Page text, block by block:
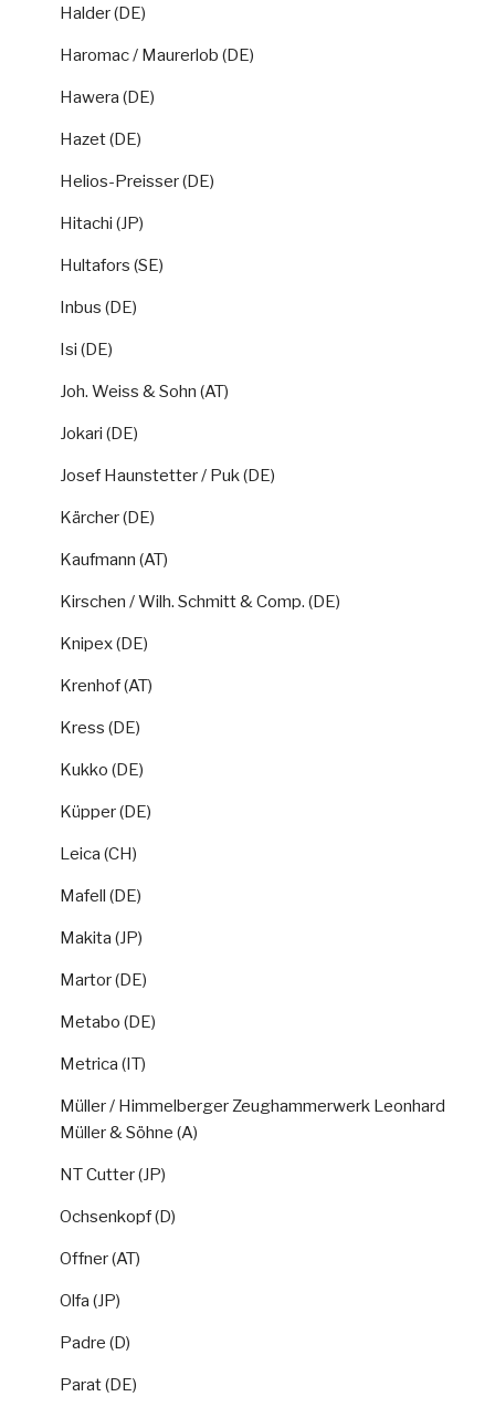
Halder (DE)
Haromac / Maurerlob (DE)
Hawera (DE)
Hazet (DE)
Helios-Preisser (DE)
Hitachi (JP)
Hultafors (SE)
Inbus (DE)
Isi (DE)
Joh. Weiss & Sohn (AT)
Jokari (DE)
Josef Haunstetter / Puk (DE)
Kärcher (DE)
Kaufmann (AT)
Kirschen / Wilh. Schmitt & Comp. (DE)
Knipex (DE)
Krenhof (AT)
Kress (DE)
Kukko (DE)
Küpper (DE)
Leica (CH)
Mafell (DE)
Makita (JP)
Martor (DE)
Metabo (DE)
Metrica (IT)
Müller / Himmelberger Zeughammerwerk Leonhard
Müller & Söhne (A)
NT Cutter (JP)
Ochsenkopf (D)
Offner (AT)
Olfa (JP)
Padre (D)
Parat (DE)